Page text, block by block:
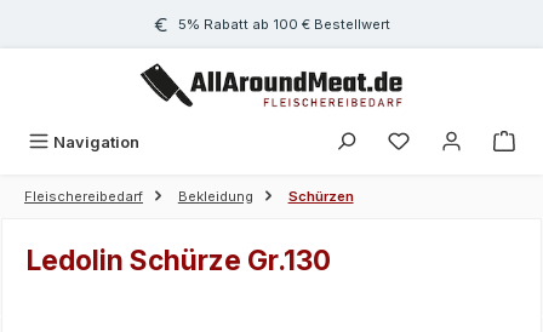
Zum Hauptinhalt springen5% Rabatt ab 100 € Bestellwert
Navigation
Fleischereibedarf Bekleidung Schürzen
Ledolin Schürze Gr.130